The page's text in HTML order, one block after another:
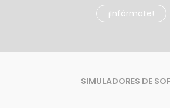
¡Infórmate!
SIMULADORES DE